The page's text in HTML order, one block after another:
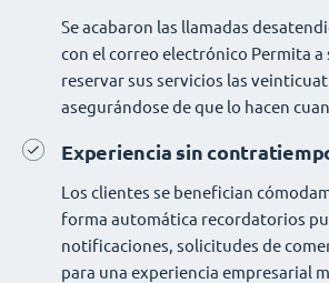
Se acabaron las llamadas
con el correo electrónico Permita a
reservar sus servicios las
asegurándose de que lo hacen
Experiencia sin
Los clientes se benefician
forma automática recordatorios
notificaciones, solicitudes de
para una experiencia empresarial